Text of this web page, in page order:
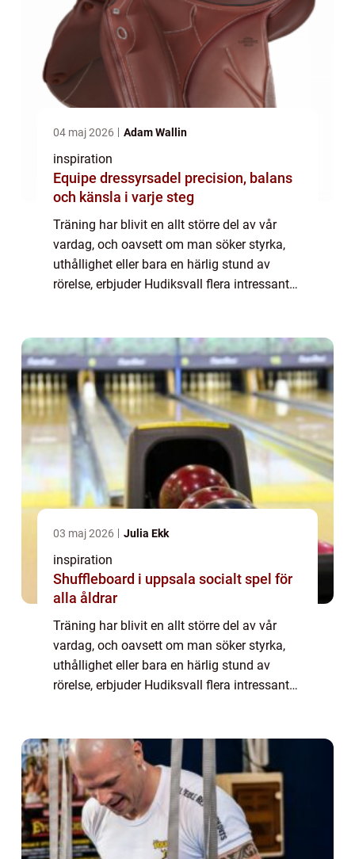
04 maj 2026 Adam Wallin
inspiration
Equipe dressyrsadel precision, balans
och känsla i varje steg
Träning har blivit en allt större del av vår
vardag, och oavsett om man söker styrka,
uthållighet eller bara en härlig stund av
rörelse, erbjuder Hudiksvall flera intressanta
03 maj 2026 Julia Ekk
inspiration
Shuffleboard i uppsala socialt spel för
alla åldrar
Träning har blivit en allt större del av vår
vardag, och oavsett om man söker styrka,
uthållighet eller bara en härlig stund av
rörelse, erbjuder Hudiksvall flera intressanta